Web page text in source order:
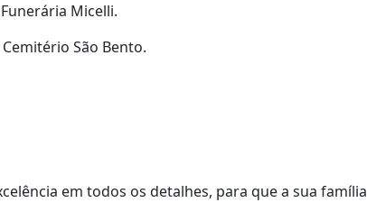
Micelli.
São Bento.
em todos os detalhes, para que a sua família